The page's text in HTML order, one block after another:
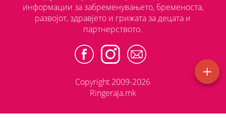
информации за забременувањето, бременоста,
развојот, здравјето и грижата за децата и
партнерството.
Copyright 2009-2026
Ringeraja.mk